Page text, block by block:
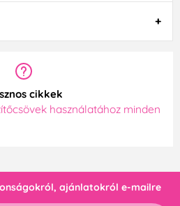
cikkek
használatához minden
ajánlatokról e-mailre